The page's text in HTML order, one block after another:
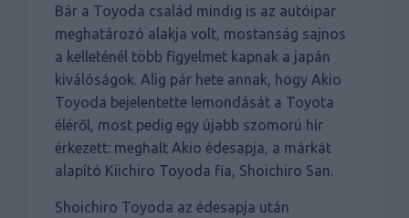
Bár a Toyoda család mindig is az autóipar
meghatározó alakja volt, mostanság sajnos
a kelleténél több figyelmet kapnak a japán
kiválóságok. Alig pár hete annak, hogy Akio
Toyoda bejelentette lemondását a Toyota
éléről, most pedig egy újabb szomorú hír
érkezett: meghalt Akio édesapja, a márkát
alapító Kiichiro Toyoda fia, Shoichiro San.
Shoichiro Toyoda az édesapja után